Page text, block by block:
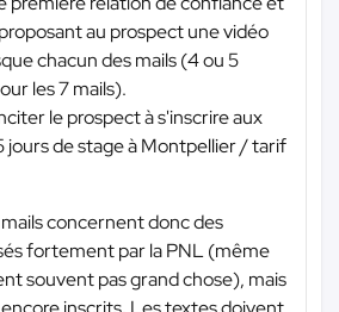
au prospect une vidéo
chacun des mails (4 ou 5
les 7 mails).
le prospect à s'inscrire aux
jours de stage à Montpellier / tarif
concernent donc des
fortement par la PNL (même
souvent pas grand chose), mais